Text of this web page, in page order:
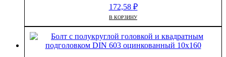
172,58 ₽
В КОРЗИНУ